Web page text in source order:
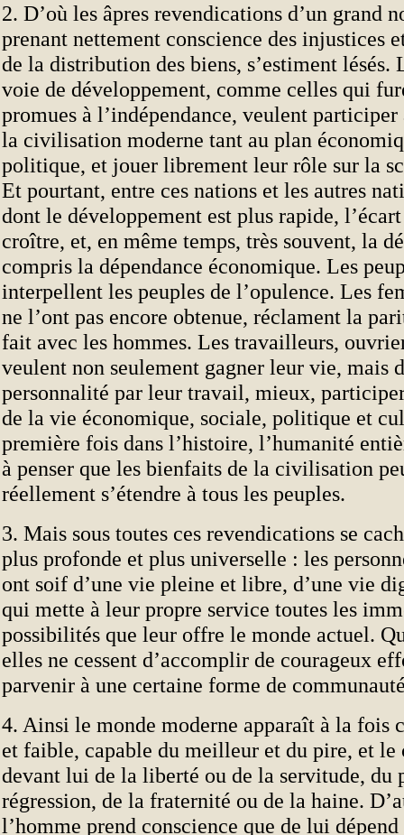
2. D’où les âpres revendications d’un grand
prenant nettement conscience des injustices
de la distribution des biens, s’estiment lésés.
voie de développement, comme celles qui
promues à l’indépendance, veulent
la civilisation moderne tant au plan
politique, et jouer librement leur rôle sur la
Et pourtant, entre ces nations et les autres
dont le développement est plus rapide,
croître, et, en même temps, très souvent, la
compris la dépendance économique. Les
interpellent les peuples de l’opulence. Les
ne l’ont pas encore obtenue, réclament la
fait avec les hommes. Les travailleurs,
veulent non seulement gagner leur vie, mais
personnalité par leur travail, mieux,
de la vie économique, sociale, politique et
première fois dans l’histoire, l’humanité
à penser que les bienfaits de la civilisation
réellement s’étendre à tous les peuples.
3. Mais sous toutes ces revendications se
plus profonde et plus universelle : les
ont soif d’une vie pleine et libre, d’une vie
qui mette à leur propre service toutes les
possibilités que leur offre le monde actuel.
elles ne cessent d’accomplir de courageux
parvenir à une certaine forme de
4. Ainsi le monde moderne apparaît à la fois
et faible, capable du meilleur et du pire, et le
devant lui de la liberté ou de la servitude, du
régression, de la fraternité ou de la haine.
l’homme prend conscience que de lui